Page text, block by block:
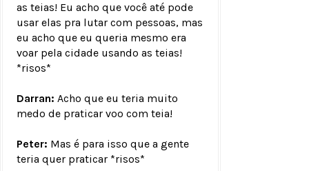
as teias! Eu acho que você até pode
usar elas pra lutar com pessoas, mas
eu acho que eu queria mesmo era
voar pela cidade usando as teias!
*risos*
Darran: Acho que eu teria muito
medo de praticar voo com teia!
Peter: Mas é para isso que a gente
teria quer praticar *risos*